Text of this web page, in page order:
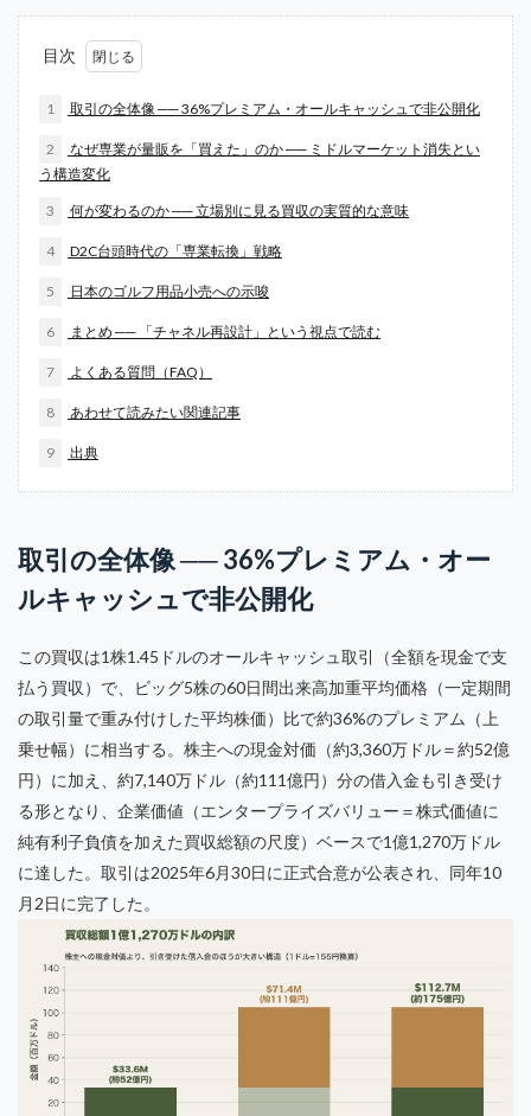
目次
1 取引の全体像 ── 36%プレミアム・オールキャッシュで非公開化
2
なぜ専業が量販を「買えた」のか ── ミドルマーケット消失とい
う構造変化
3 何が変わるのか ── 立場別に見る買収の実質的な意味
4 D2C台頭時代の「専業転換」戦略
5 日本のゴルフ用品小売への示唆
6 まとめ ── 「チャネル再設計」という視点で読む
7 よくある質問（FAQ）
8 あわせて読みたい関連記事
9 出典
取引の全体像 ── 36%プレミアム・オー
ルキャッシュで非公開化
この買収は1株1.45ドルのオールキャッシュ取引（全額を現金で支
払う買収）で、ビッグ5株の60日間出来高加重平均価格（一定期間
の取引量で重み付けした平均株価）比で約36%のプレミアム（上
乗せ幅）に相当する。株主への現金対価（約3,360万ドル＝約52億
円）に加え、約7,140万ドル（約111億円）分の借入金も引き受け
る形となり、企業価値（エンタープライズバリュー＝株式価値に
純有利子負債を加えた買収総額の尺度）ベースで1億1,270万ドル
に達した。取引は2025年6月30日に正式合意が公表され、同年10
月2日に完了した。